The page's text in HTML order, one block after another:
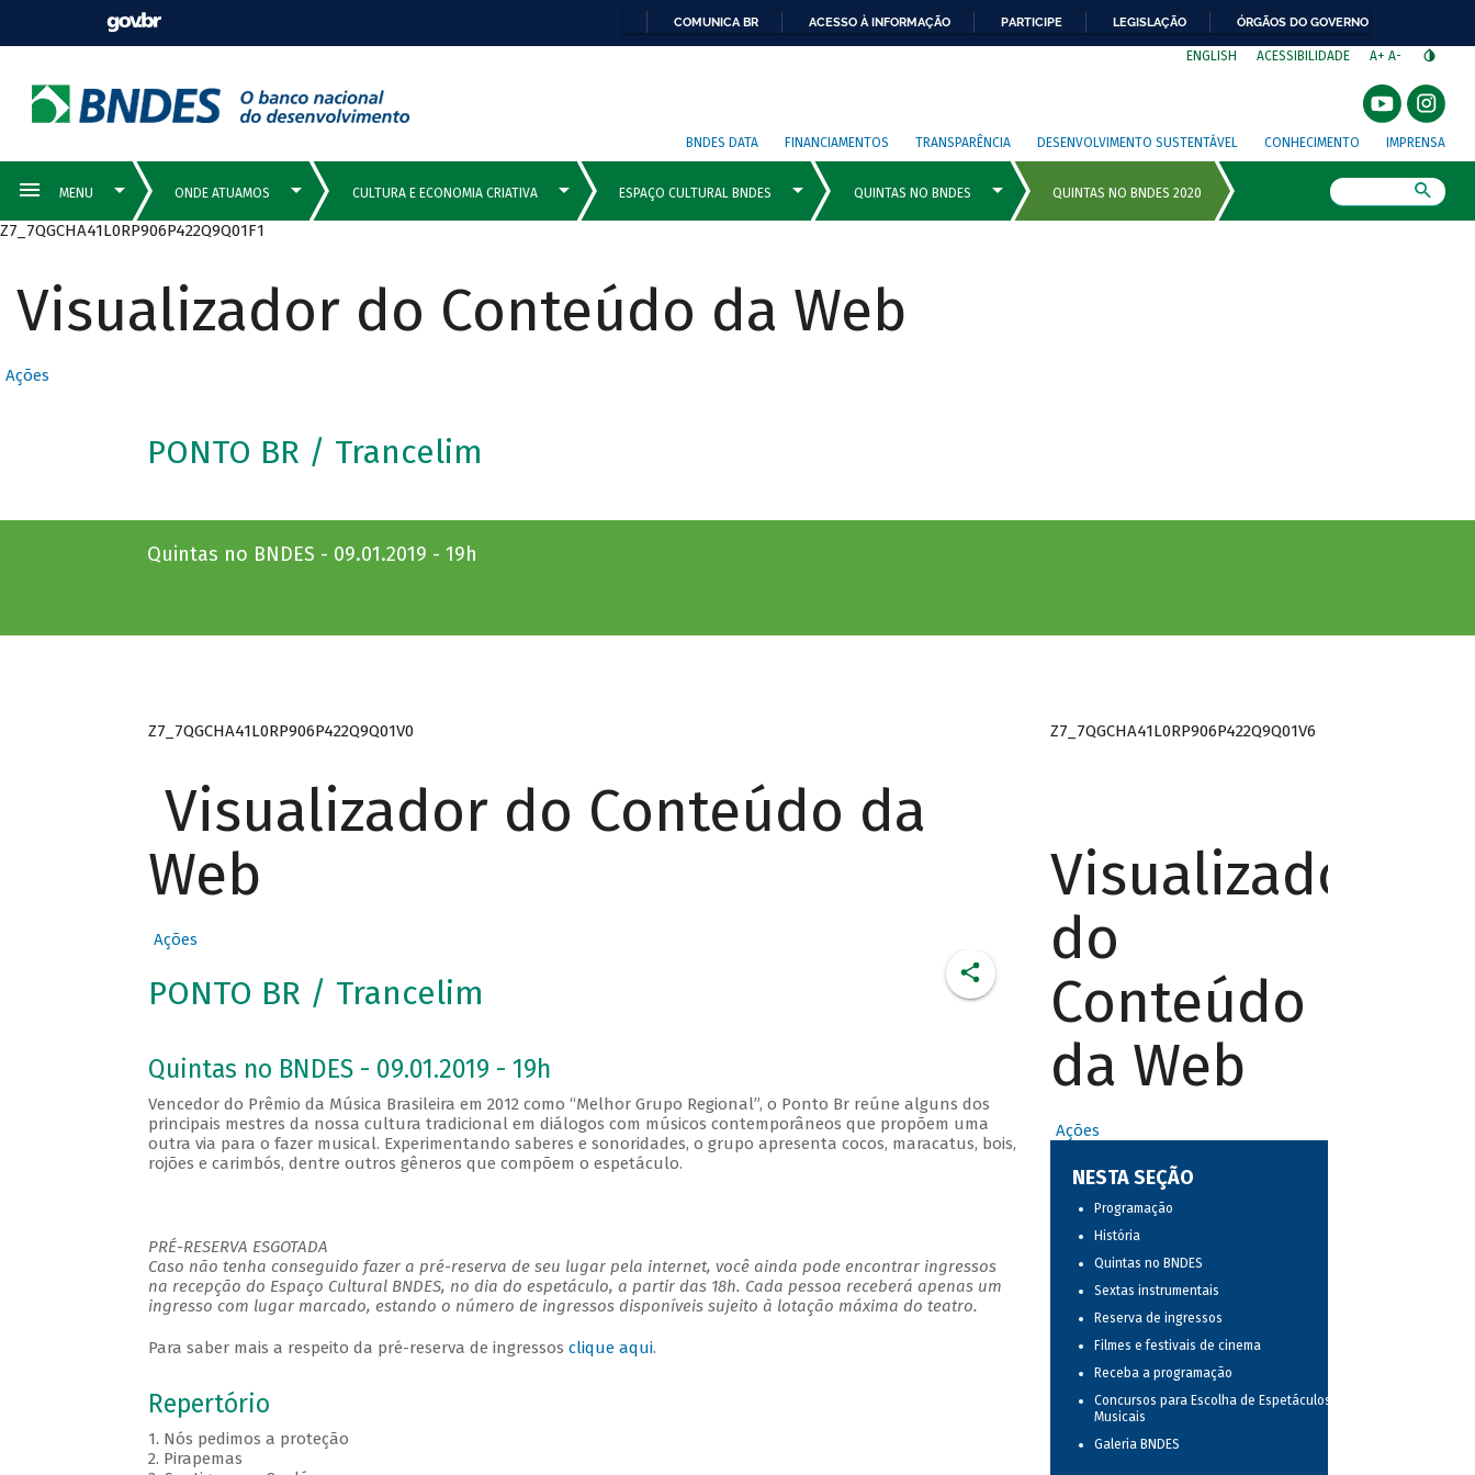
COMUNICA BR ACESSO À INFORMAÇÃO PARTICIPE LEGISLAÇÃO ÓRGÃOS DO GOVERNO
ENGLISH ACESSIBILIDADE A+ A-
BNDES DATA FINANCIAMENTOS TRANSPARÊNCIA DESENVOLVIMENTO SUSTENTÁVEL CONHECIMENTO IMPRENSA
Z7_7QGCHA41L0RP906P422Q9Q01F1
Visualizador do Conteúdo da Web
Ações
PONTO BR / Trancelim
Quintas no BNDES - 09.01.2019 - 19h
Z7_7QGCHA41L0RP906P422Q9Q01V0
Visualizador do Conteúdo da
Web
Ações
PONTO BR / Trancelim
Quintas no BNDES - 09.01.2019 - 19h
Vencedor do Prêmio da Música Brasileira em 2012 como “Melhor Grupo Regional”, o Ponto Br reúne alguns dos
principais mestres da nossa cultura tradicional em diálogos com músicos contemporâneos que propõem uma
outra via para o fazer musical. Experimentando saberes e sonoridades, o grupo apresenta cocos, maracatus, bois,
rojões e carimbós, dentre outros gêneros que compõem o espetáculo.
PRÉ-RESERVA ESGOTADA
Caso não tenha conseguido fazer a pré-reserva de seu lugar pela internet, você ainda pode encontrar ingressos
na recepção do Espaço Cultural BNDES, no dia do espetáculo, a partir das 18h. Cada pessoa receberá apenas um
ingresso com lugar marcado, estando o número de ingressos disponíveis sujeito à lotação máxima do teatro.
Para saber mais a respeito da pré-reserva de ingressos clique aqui.
Repertório
1. Nós pedimos a proteção
2. Pirapemas
Z7_7QGCHA41L0RP906P422Q9Q01V6
Visualizador
do
Conteúdo
da Web
Ações
NESTA SEÇÃO
Programação
História
Quintas no BNDES
Sextas instrumentais
Reserva de ingressos
Filmes e festivais de cinema
Receba a programação
Concursos para Escolha de Espetáculos
Musicais
Galeria BNDES